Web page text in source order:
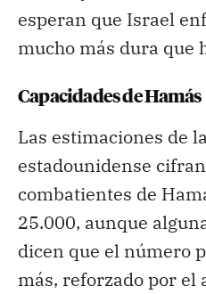
esperan que Israel
mucho más dura que
Capacidades de Hamás
Las estimaciones de
estadounidense
combatientes de
25.000, aunque
dicen que el número
más, reforzado por el